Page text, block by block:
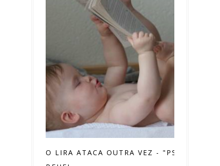
O LIRA ATACA OUTRA VEZ - "PS